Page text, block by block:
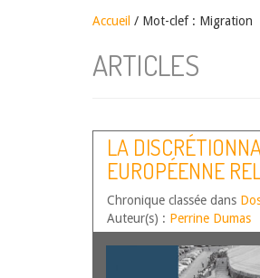
Accueil / Mot-clef : Migration
ARTICLES
LA
EUROPÉENNE
Chronique classée dans
Auteur(s) : Perrine Dumas